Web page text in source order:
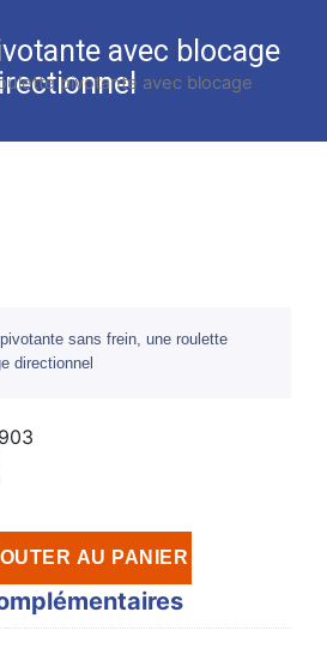
avec blocage
pivotante avec blocage
sans frein, une roulette
directionnel
AU PANIER